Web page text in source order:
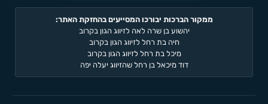
ממקור הברכות יבורכו המסייעים בהחזקת האתר:
יהשוע בן שרה לאה לזיווג הגון בקרוב
חיה בת רחל לזיווג הגון בקרוב
מיכל בת רחל לזיווג הגון בקרוב
דוד מיכאל בן רחל שהזיווג יעלה יפה